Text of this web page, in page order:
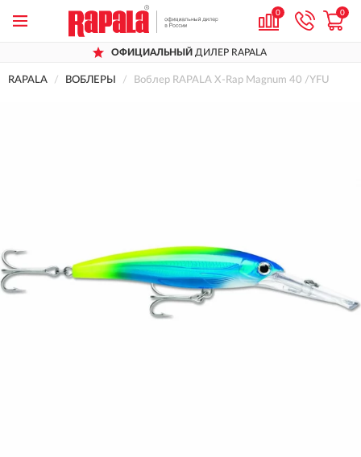
0 0
ОФИЦИАЛЬНЫЙ ДИЛЕР RAPALA
RAPALA ВОБЛЕРЫ Воблер RAPALA X-Rap Magnum 40 /YFU